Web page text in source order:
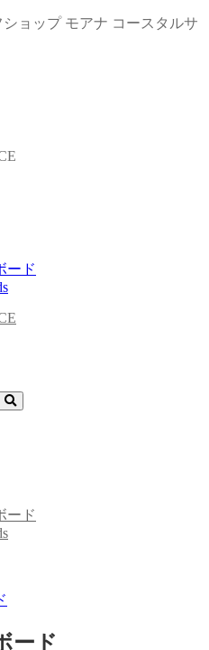
ョップ モアナ コースタルサ
ード
ード
ード